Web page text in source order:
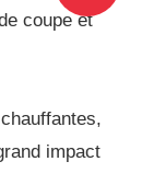
coupe et
impact